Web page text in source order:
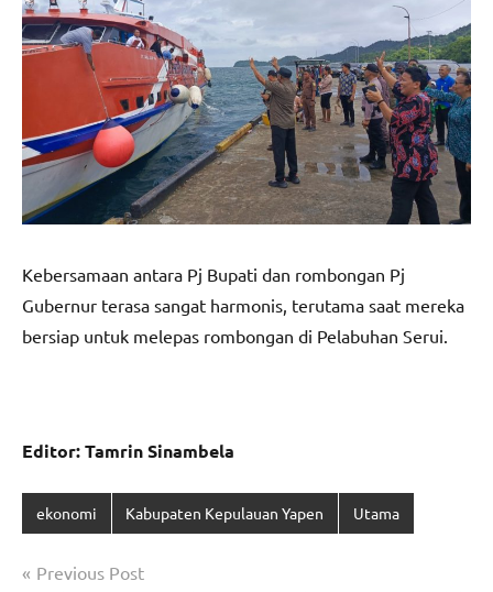
Kebersamaan antara Pj Bupati dan rombongan Pj
Gubernur terasa sangat harmonis, terutama saat mereka
bersiap untuk melepas rombongan di Pelabuhan Serui.
Editor: Tamrin Sinambela
ekonomi Kabupaten Kepulauan Yapen Utama
Navigasi
Previous Post